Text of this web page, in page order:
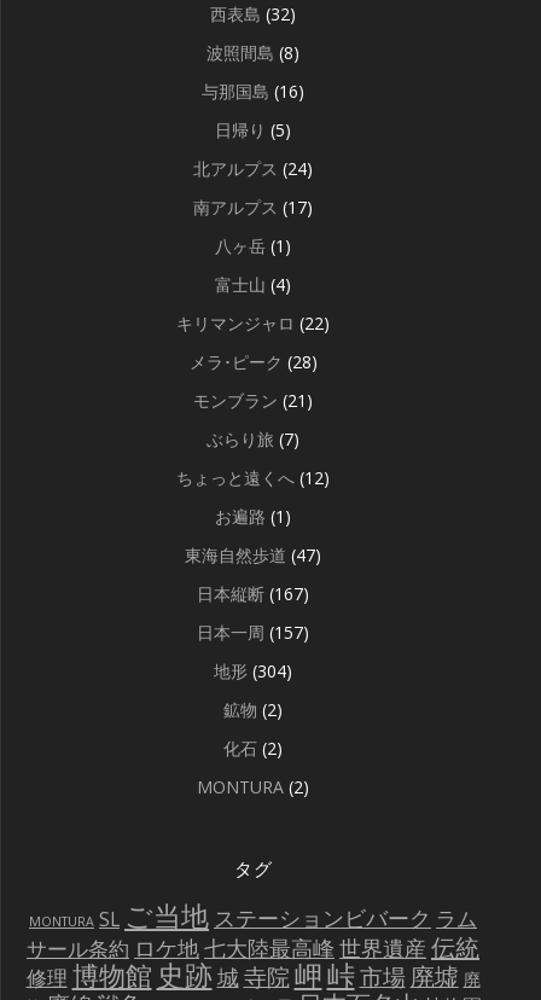
西表島 (32)
波照間島 (8)
与那国島 (16)
日帰り (5)
北アルプス (24)
南アルプス (17)
八ヶ岳 (1)
富士山 (4)
キリマンジャロ (22)
メラ･ピーク (28)
モンブラン (21)
ぶらり旅 (7)
ちょっと遠くへ (12)
お遍路 (1)
東海自然歩道 (47)
日本縦断 (167)
日本一周 (157)
地形 (304)
鉱物 (2)
化石 (2)
MONTURA (2)
タグ
MONTURA SL ご当地 ステーションビバーク ラム
サール条約 ロケ地七大陸最高峰 世界遺産 伝統
修理 博物館 史跡城寺院岬峠市場 廃墟 廃